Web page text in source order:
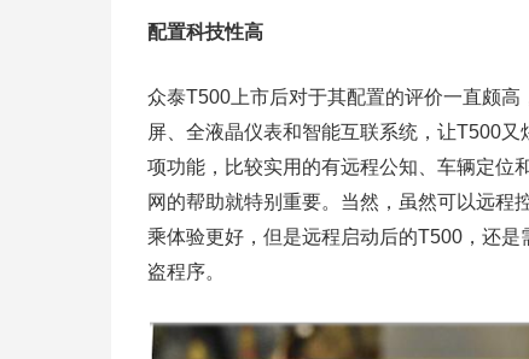
配置科技性高
众泰T500上市后对于其配置的评价一直颇
屏、全液晶仪表和智能互联系统，让T500
项功能，比较实用的有远程公知、车辆定位
网的帮助就特别重要。当然，虽然可以远程
乘体验更好，但是远程启动后的T500，还
盗程序。